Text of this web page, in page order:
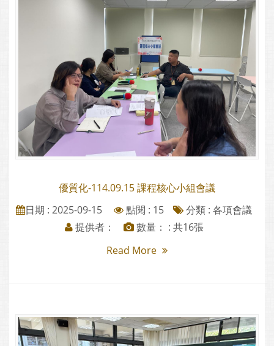
優質化-114.09.15 課程核心小組會議
日期 : 2025-09-15
點閱 : 15 分類 : 各項會議
提供者：
數量： : 共16張
Read More